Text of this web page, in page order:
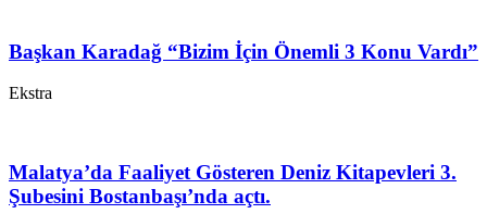
Başkan Karadağ “Bizim İçin Önemli 3 Konu Vardı”
Ekstra
Malatya’da Faaliyet Gösteren Deniz Kitapevleri 3.
Şubesini Bostanbaşı’nda açtı.